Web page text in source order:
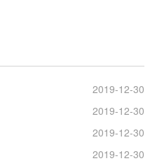
2019-12-30
2019-12-30
2019-12-30
2019-12-30